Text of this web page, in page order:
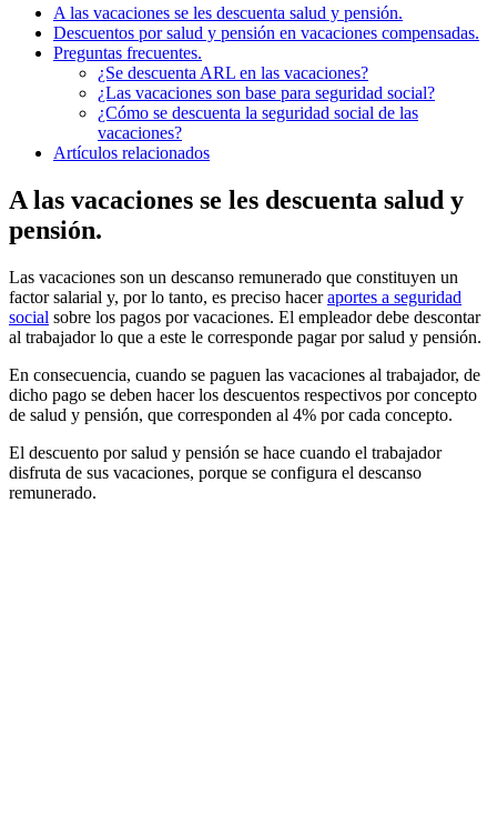
A las vacaciones se les descuenta salud y pensión.
Descuentos por salud y pensión en vacaciones compensadas.
Preguntas frecuentes.
¿Se descuenta ARL en las vacaciones?
¿Las vacaciones son base para seguridad social?
¿Cómo se descuenta la seguridad social de las
vacaciones?
Artículos relacionados
A las vacaciones se les descuenta salud y
pensión.
Las vacaciones son un descanso remunerado que constituyen un
factor salarial y, por lo tanto, es preciso haceraportes a seguridad
social sobre los pagos por vacaciones. El empleador debe descontar
al trabajador lo que a este le corresponde pagar por salud y pensión.
En consecuencia, cuando se paguen las vacaciones al trabajador, de
dicho pago se deben hacer los descuentos respectivos por concepto
de salud y pensión, que corresponden al 4% por cada concepto.
El descuento por salud y pensión se hace cuando el trabajador
disfruta de sus vacaciones, porque se configura el descanso
remunerado.